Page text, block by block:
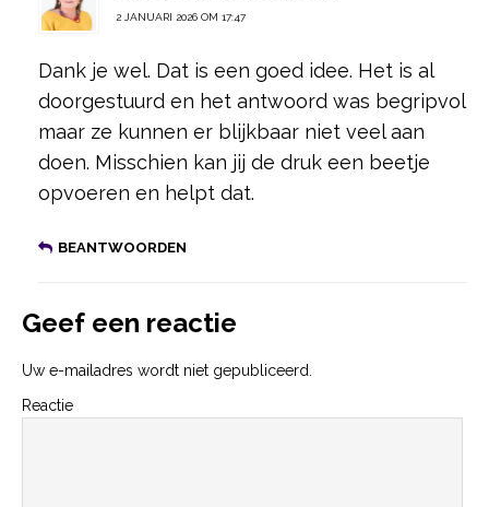
2 JANUARI 2026 OM 17:47
Dank je wel. Dat is een goed idee. Het is al
doorgestuurd en het antwoord was begripvol
maar ze kunnen er blijkbaar niet veel aan
doen. Misschien kan jij de druk een beetje
opvoeren en helpt dat.
BEANTWOORDEN
Geef een reactie
Uw e-mailadres wordt niet gepubliceerd.
Reactie